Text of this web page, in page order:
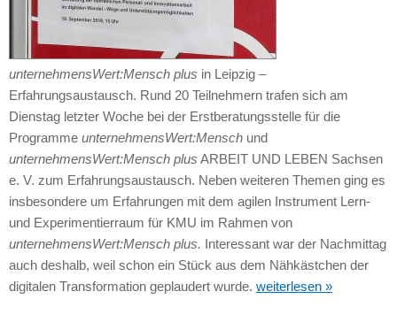
unternehmensWert:Mensch plus in Leipzig –
Erfahrungsaustausch. Rund 20 Teilnehmern trafen sich am
Dienstag letzter Woche bei der Erstberatungsstelle für die
Programme unternehmensWert:Menschund
unternehmensWert:Mensch plus ARBEIT UND LEBEN Sachsen
e. V. zum Erfahrungsaustausch. Neben weiteren Themen ging es
insbesondere um Erfahrungen mit dem agilen Instrument Lern-
und Experimentierraum für KMU im Rahmen von
unternehmensWert:Mensch plus. Interessant war der Nachmittag
auch deshalb, weil schon ein Stück aus dem Nähkästchen der
digitalen Transformation geplaudert wurde. weiterlesen »